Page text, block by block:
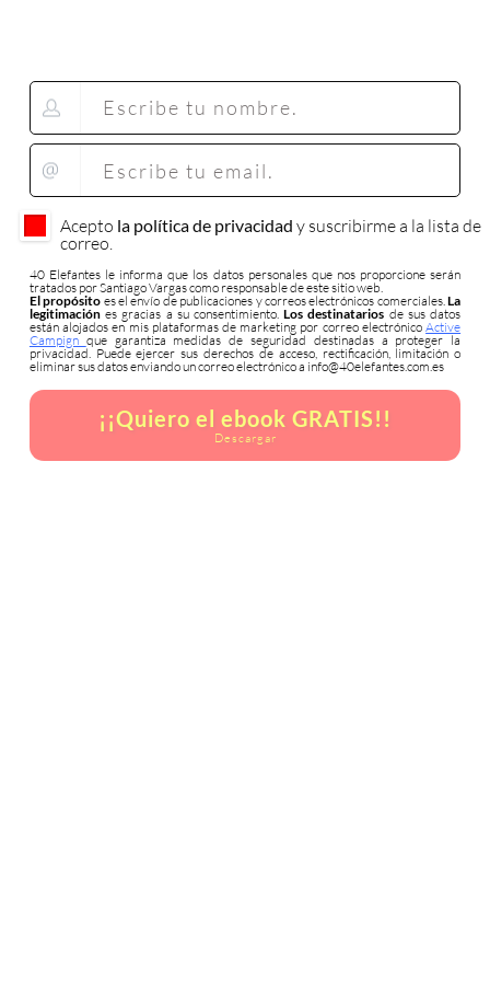
Acepto la política de privacidad y suscribirme a la lista de
correo.
40 Elefantes le informa que los datos personales que nos proporcione serán
tratados por Santiago Vargas como responsable de este sitio web.
El propósito es el envío de publicaciones y correos electrónicos comerciales.La
legitimación es gracias a su consentimiento.Los destinatarios de sus datos
están alojados en mis plataformas de marketing por correo electrónicoActive
Campign que garantiza medidas de seguridad destinadas a proteger la
privacidad. Puede ejercer sus derechos de acceso, rectificación, limitación o
eliminar sus datos enviando un correo electrónico a info@40elefantes.com.es
¡¡Quiero el ebook GRATIS!!
Descargar